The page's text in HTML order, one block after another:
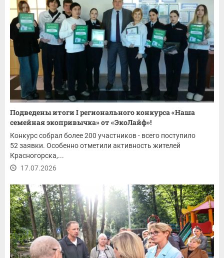
Подведены итоги I регионального конкурса «Наша
семейная экопривычка» от «ЭкоЛайф»!
Конкурс собрал более 200 участников - всего поступило
52 заявки. Особенно отметили активность жителей
Красногорска,...
17.07.2026